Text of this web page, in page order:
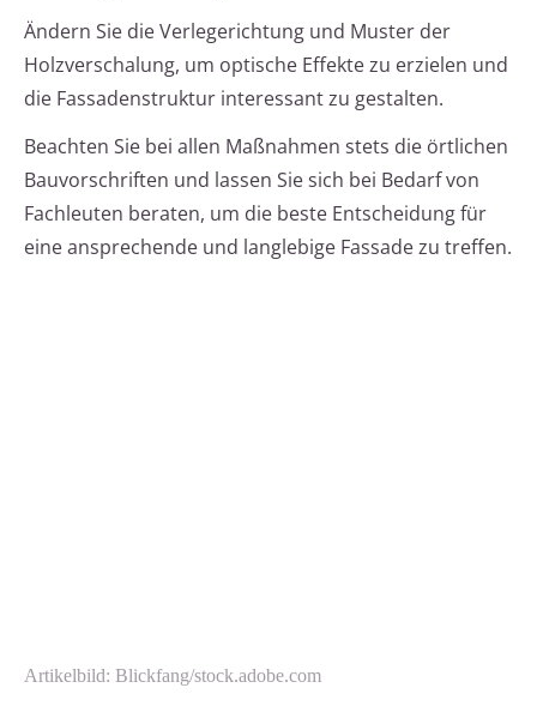
Ändern Sie die Verlegerichtung und Muster der
Holzverschalung, um optische Effekte zu erzielen und
die Fassadenstruktur interessant zu gestalten.
Beachten Sie bei allen Maßnahmen stets die örtlichen
Bauvorschriften und lassen Sie sich bei Bedarf von
Fachleuten beraten, um die beste Entscheidung für
eine ansprechende und langlebige Fassade zu treffen.
Artikelbild: Blickfang/stock.adobe.com